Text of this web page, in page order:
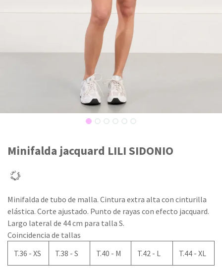
Minifalda jacquard LILI SIDONIO
Minifalda de tubo de malla. Cintura extra alta con cinturilla
elástica. Corte ajustado. Punto de rayas con efecto jacquard.
Largo lateral de 44 cm para talla S.
Coincidencia de tallas
T.36 - XS
T.38 - S T.40 - M T.42 - L T.44 - XL